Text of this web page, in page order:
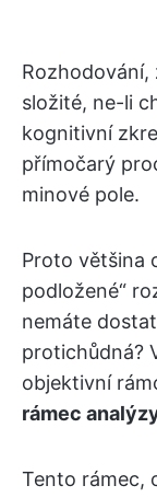
Rozhodování,
složité, ne-li
kognitivní
přímočarý
minové pole.
Proto většina
podložené“
nemáte
protichůdná?
objektivní
rámec
Tento rámec,